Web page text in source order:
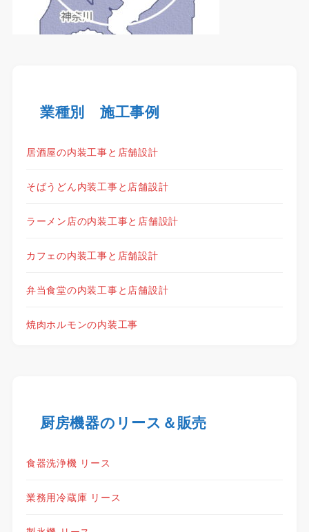
業種別 施工事例
居酒屋の内装工事と店舗設計
そばうどん内装工事と店舗設計
ラーメン店の内装工事と店舗設計
カフェの内装工事と店舗設計
弁当食堂の内装工事と店舗設計
焼肉ホルモンの内装工事
厨房機器のリース＆販売
食器洗浄機 リース
業務用冷蔵庫 リース